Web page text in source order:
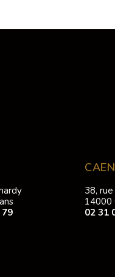
79
CAEN
38,
14000
02 31